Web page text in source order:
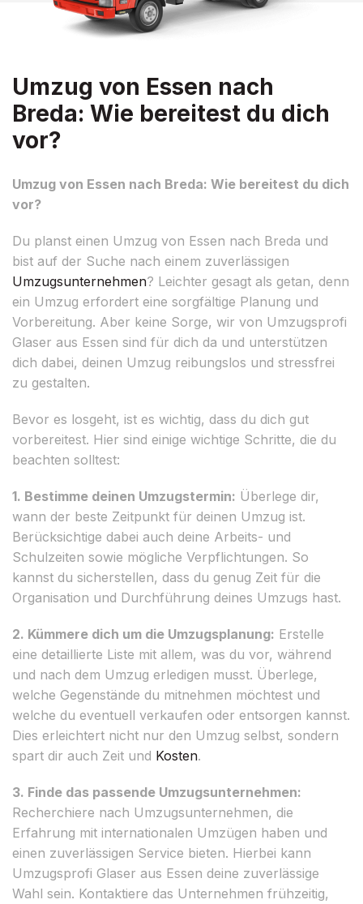
Umzug von Essen nach
Breda: Wie bereitest du dich
vor?
Umzug von Essen nach Breda: Wie bereitest du dich
vor?
Du planst einen Umzug von Essen nach Breda und
bist auf der Suche nach einem zuverlässigen
Umzugsunternehmen? Leichter gesagt als getan, denn
ein Umzug erfordert eine sorgfältige Planung und
Vorbereitung. Aber keine Sorge, wir von Umzugsprofi
Glaser aus Essen sind für dich da und unterstützen
dich dabei, deinen Umzug reibungslos und stressfrei
zu gestalten.
Bevor es losgeht, ist es wichtig, dass du dich gut
vorbereitest. Hier sind einige wichtige Schritte, die du
beachten solltest:
1. Bestimme deinen Umzugstermin: Überlege dir,
wann der beste Zeitpunkt für deinen Umzug ist.
Berücksichtige dabei auch deine Arbeits- und
Schulzeiten sowie mögliche Verpflichtungen. So
kannst du sicherstellen, dass du genug Zeit für die
Organisation und Durchführung deines Umzugs hast.
2. Kümmere dich um die Umzugsplanung: Erstelle
eine detaillierte Liste mit allem, was du vor, während
und nach dem Umzug erledigen musst. Überlege,
welche Gegenstände du mitnehmen möchtest und
welche du eventuell verkaufen oder entsorgen kannst.
Dies erleichtert nicht nur den Umzug selbst, sondern
spart dir auch Zeit und Kosten.
3. Finde das passende Umzugsunternehmen:
Recherchiere nach Umzugsunternehmen, die
Erfahrung mit internationalen Umzügen haben und
einen zuverlässigen Service bieten. Hierbei kann
Umzugsprofi Glaser aus Essen deine zuverlässige
Wahl sein. Kontaktiere das Unternehmen frühzeitig,